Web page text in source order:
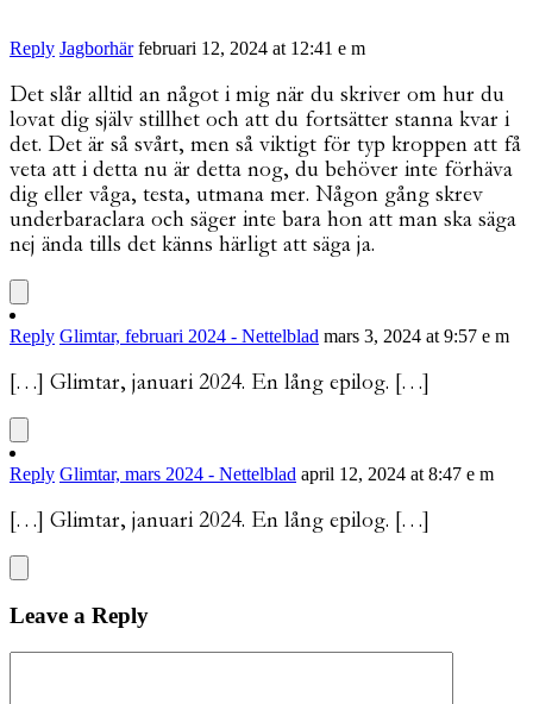
Reply Jagborhär februari 12, 2024 at 12:41 e m
Det slår alltid an något i mig när du skriver om hur du
lovat dig själv stillhet och att du fortsätter stanna kvar i
det. Det är så svårt, men så viktigt för typ kroppen att få
veta att i detta nu är detta nog, du behöver inte förhäva
dig eller våga, testa, utmana mer. Någon gång skrev
underbaraclara och säger inte bara hon att man ska säga
nej ända tills det känns härligt att säga ja.
Reply Glimtar, februari 2024 - Nettelblad mars 3, 2024 at 9:57 e m
[…] Glimtar, januari 2024. En lång epilog. […]
Reply Glimtar, mars 2024 - Nettelblad april 12, 2024 at 8:47 e m
[…] Glimtar, januari 2024. En lång epilog. […]
Leave a Reply